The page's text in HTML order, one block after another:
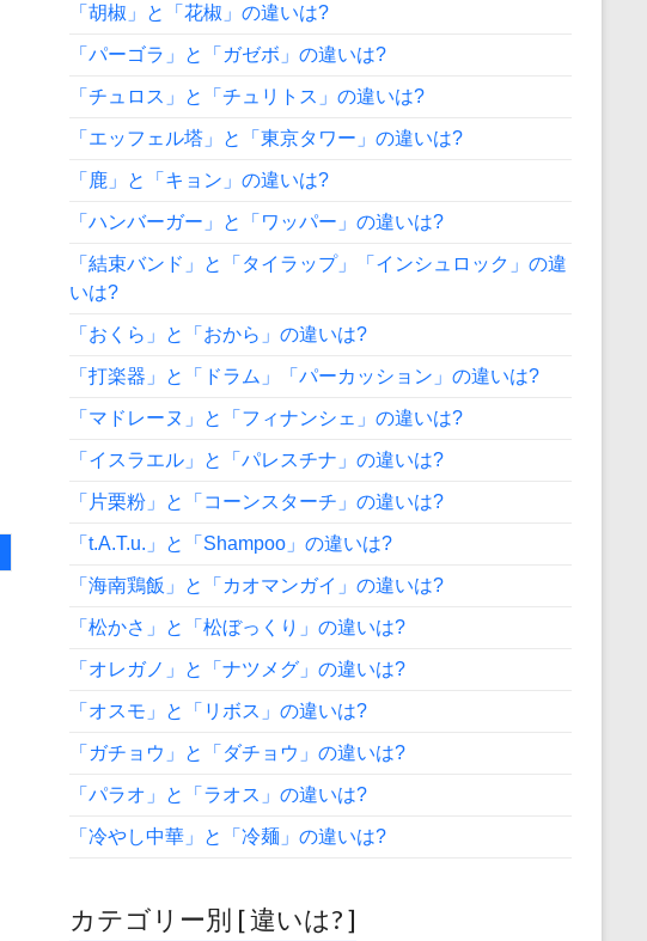
「胡椒」と「花椒」の違いは?
「パーゴラ」と「ガゼボ」の違いは?
「チュロス」と「チュリトス」の違いは?
「エッフェル塔」と「東京タワー」の違いは?
「鹿」と「キョン」の違いは?
「ハンバーガー」と「ワッパー」の違いは?
「結束バンド」と「タイラップ」「インシュロック」の違
いは?
「おくら」と「おから」の違いは?
「打楽器」と「ドラム」「パーカッション」の違いは?
「マドレーヌ」と「フィナンシェ」の違いは?
「イスラエル」と「パレスチナ」の違いは?
「片栗粉」と「コーンスターチ」の違いは?
「t.A.T.u.」と「Shampoo」の違いは?
「海南鶏飯」と「カオマンガイ」の違いは?
「松かさ」と「松ぼっくり」の違いは?
「オレガノ」と「ナツメグ」の違いは?
「オスモ」と「リボス」の違いは?
「ガチョウ」と「ダチョウ」の違いは?
「パラオ」と「ラオス」の違いは?
「冷やし中華」と「冷麺」の違いは?
カテゴリー別 [ 違いは? ]